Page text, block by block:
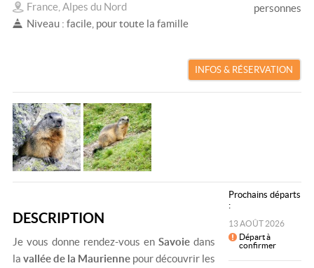
France, Alpes du Nord
Niveau : facile, pour toute la famille
personnes
INFOS & RÉSERVATION
DESCRIPTION
Je vous donne rendez-vous enSavoiedans
la vallée de la Maurienne pour découvrir les
Prochains départs
:
13 AOÛT 2026
Départ à
confirmer